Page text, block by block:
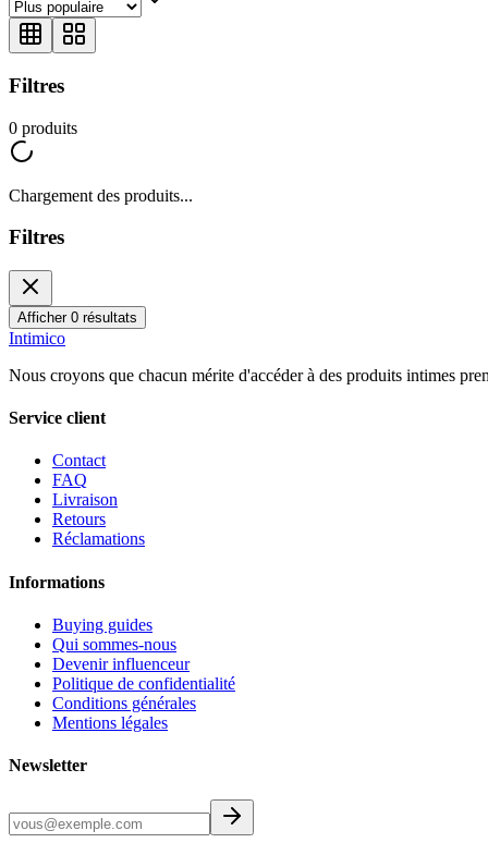
Filtres
0 produits
Chargement des produits...
Filtres
Afficher 0 résultats
Intimico
Nous croyons que chacun mérite d'accéder à des produits intimes
Service client
Contact
FAQ
Livraison
Retours
Réclamations
Informations
Buying guides
Qui sommes-nous
Devenir influenceur
Politique de confidentialité
Conditions générales
Mentions légales
Newsletter